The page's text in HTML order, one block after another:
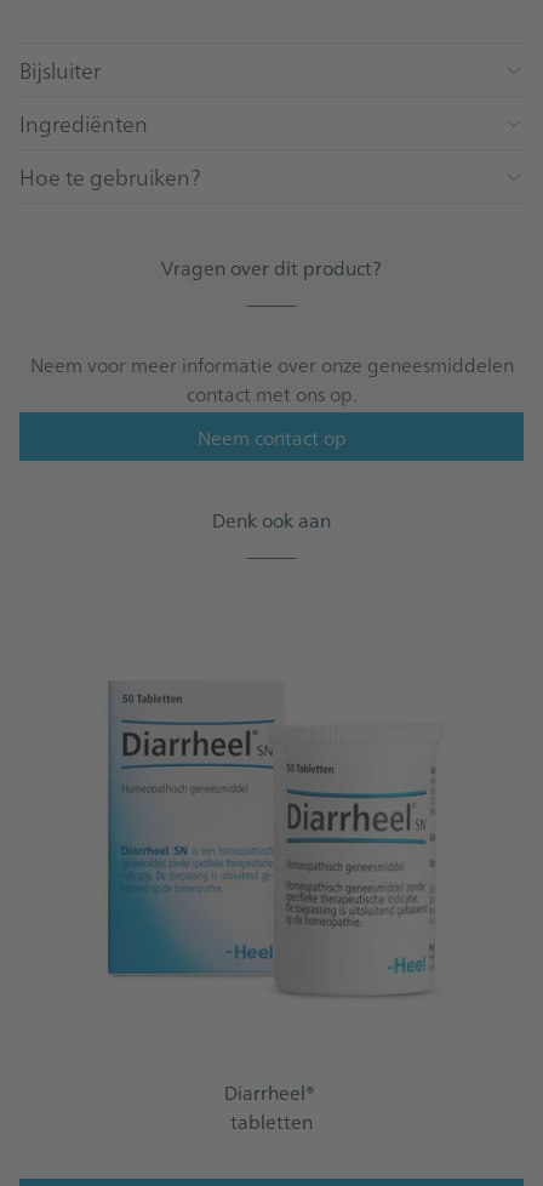
Bijsluiter
Ingrediënten
Hoe te gebruiken?
Vragen over dit product?
Neem voor meer informatie over onze geneesmiddelen
contact met ons op.
Neem contact op
Denk ook aan
Diarrheel®
tabletten